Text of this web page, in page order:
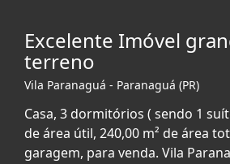
Excelente Imóvel
terreno
Vila Paranaguá - Paranaguá (PR)
Casa, 3 dormitórios ( sendo 1
de área útil, 240,00 m² de área
garagem, para venda. Vila